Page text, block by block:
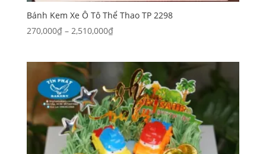
Bánh Kem Xe Ô Tô Thể Thao TP 2298
270,000₫ – 2,510,000₫Khoảng
270,000₫
đến
2,510,000₫